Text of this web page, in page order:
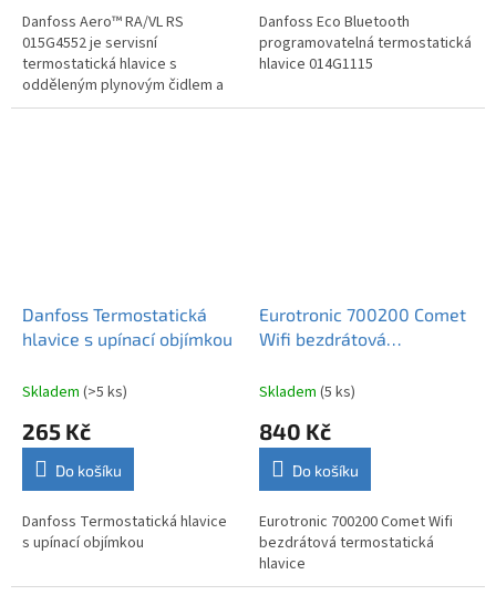
Danfoss Aero™ RA/VL RS
015G4552 je servisní
termostatická hlavice s
odděleným plynovým čidlem a
kapilárou do 2 m pro starší
Danfoss Eco Bluetooth
programovatelná termostatická
hlavice 014G1115
Danfoss Termostatická
hlavice s upínací objímkou
Skladem (>5 ks)
265 Kč
Do košíku
Danfoss Termostatická hlavice
s upínací objímkou
Eurotronic 700200 Comet
Wifi bezdrátová
Skladem (5 ks)
840 Kč
Do košíku
Eurotronic 700200 Comet Wifi
bezdrátová termostatická
hlavice